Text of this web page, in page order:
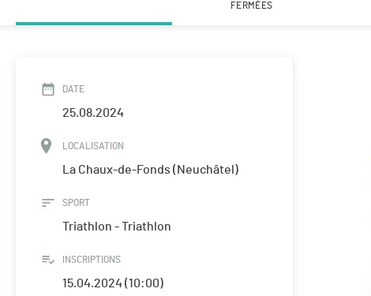
FERMÉES
DATE
25.08.2024
LOCALISATION
La Chaux-de-Fonds (Neuchâtel)
SPORT
Triathlon - Triathlon
INSCRIPTIONS
15.04.2024 (10:00)